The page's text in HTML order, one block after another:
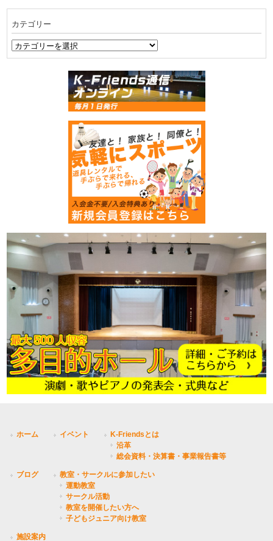
ブ
カテゴリー
カ
テ
ホーム イベント
K-Friendsとは
沿革
総会資料・決算書・事業報告書等
ブログ
教室・サークルに参加したい
運動教室
サークル活動
教室を開催したい方へ
子どもジュニア向け教室
施設案内